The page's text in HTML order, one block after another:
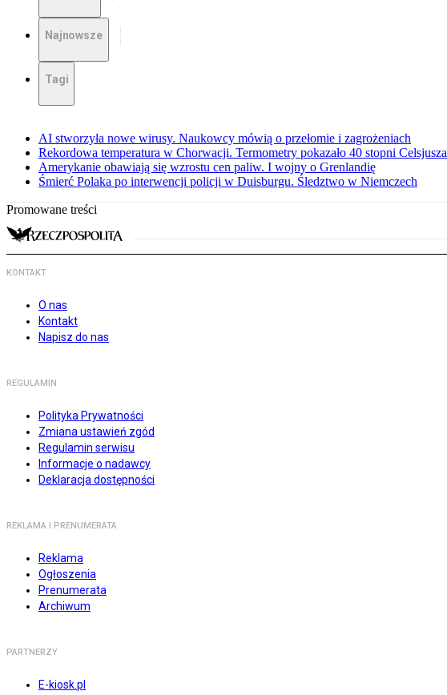
Najnowsze
Tagi
AI stworzyła nowe wirusy. Naukowcy mówią o przełomie i zagrożeniach
Rekordowa temperatura w Chorwacji. Termometry pokazało 40 stopni Celsjusza
Amerykanie obawiają się wzrostu cen paliw. I wojny o Grenlandię
Śmierć Polaka po interwencji policji w Duisburgu. Śledztwo w Niemczech
Promowane treści
KONTAKT
O nas
Kontakt
Napisz do nas
REGULAMIN
Polityka Prywatności
Zmiana ustawień zgód
Regulamin serwisu
Informacje o nadawcy
Deklaracja dostępności
REKLAMA I PRENUMERATA
Reklama
Ogłoszenia
Prenumerata
Archiwum
PARTNERZY
E-kiosk.pl